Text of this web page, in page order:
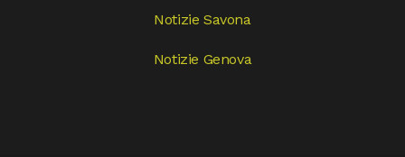
Notizie Savona
Notizie Genova